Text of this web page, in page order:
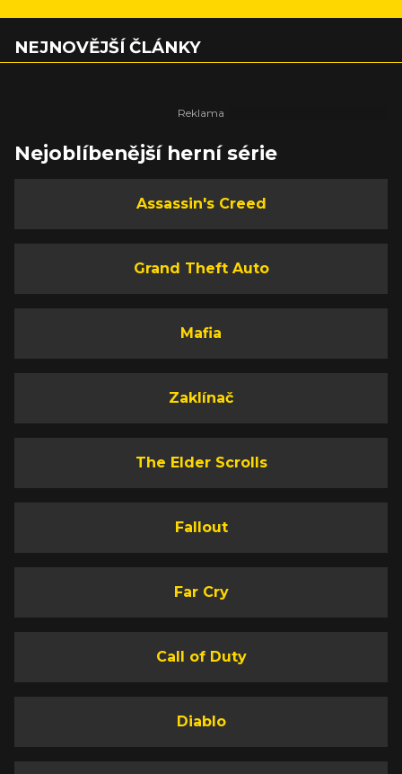
NEJNOVĚJŠÍ ČLÁNKY
Nejoblíbenější herní série
Assassin's Creed
Grand Theft Auto
Mafia
Zaklínač
The Elder Scrolls
Fallout
Far Cry
Call of Duty
Diablo